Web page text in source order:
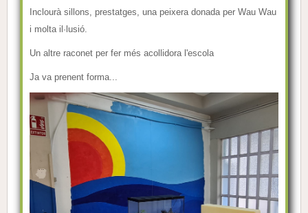
Inclourà sillons, prestatges, una peixera donada per Wau Wau
i molta il·lusió.
Un altre raconet per fer més acollidora l'escola
Ja va prenent forma...